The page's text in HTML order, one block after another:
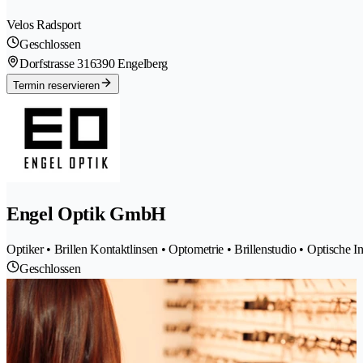
Velos Radsport
Geschlossen
Dorfstrasse 316390 Engelberg
Termin reservieren
Engel Optik GmbH
Optiker • Brillen Kontaktlinsen • Optometrie • Brillenstudio • Optische
Geschlossen